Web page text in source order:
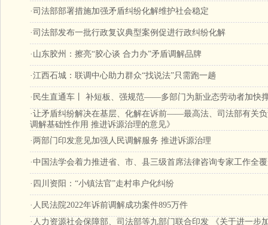
·司法部部署措施加强矛盾纠纷化解维护社会稳定
·司法部发布一批行政复议典型案例促进行政纠纷化解
· 山东胶州：擦亮“胶心谈 合力办”矛盾调解品牌
·江西石城：联调中心助力群众“找说法”只需跑一趟
· 民生直通车丨 补短板、强规范——多部门为新业态劳动者加快
·让矛盾纠纷解决在基层、化解在诉前——最高法、司法部有关
调解基础性作用 推进诉源治理的意见》
· 两部门印发意见加强人民调解服务 推进诉源治理
·中国法学会着力推进省、市、县三级首席法律咨询专家工作全
· 四川资阳：“小镇法官”走村串户化纠纷
· 人民法院2022年诉前调解成功案件895万件
· 人力资源社会保障部、司法部等九部门联合印发 《关于进一步